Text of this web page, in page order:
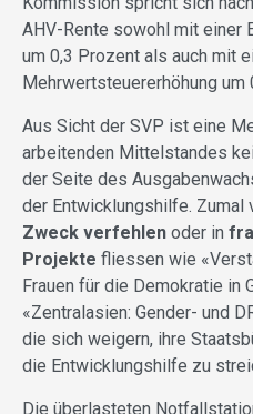
AHV-Rente sowohl mit einer
um 0,3 Prozent als auch mit
Mehrwertsteuererhöhung
Aus Sicht der SVP ist eine
arbeitenden Mittelstandes
der Seite des
der Entwicklungshilfe. Zumal
Zweck verfehlen oder in
Projekte fliessen wie
Frauen für die Demokratie in
«Zentralasien: Gender- und
die sich weigern, ihre
die Entwicklungshilfe zu
Die überlasteten